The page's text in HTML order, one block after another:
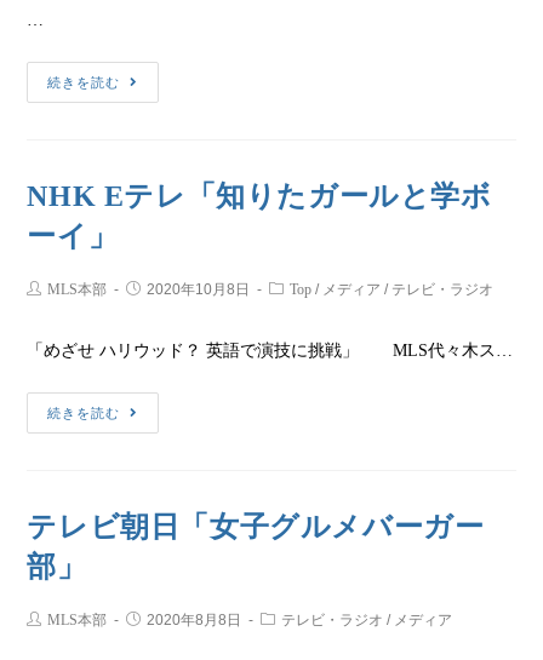
…
続きを読む
NHK Eテレ「知りたガールと学ボ
ーイ」
MLS本部 2020年10月8日 Top / メディア / テレビ・ラジオ
「めざせ ハリウッド？ 英語で演技に挑戦」 MLS代々木ス…
続きを読む
テレビ朝日「女子グルメバーガー
部」
MLS本部 2020年8月8日 テレビ・ラジオ / メディア